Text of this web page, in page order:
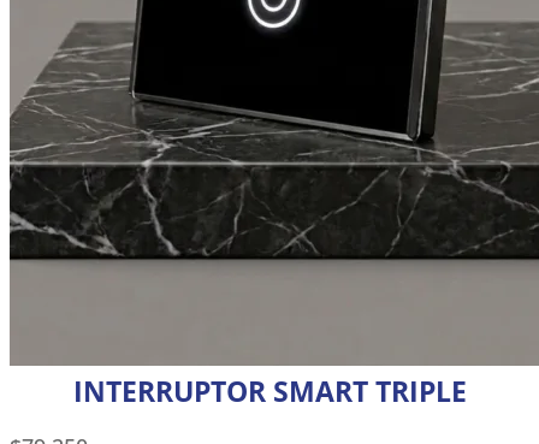
INTERRUPTOR SMART TRIPLE